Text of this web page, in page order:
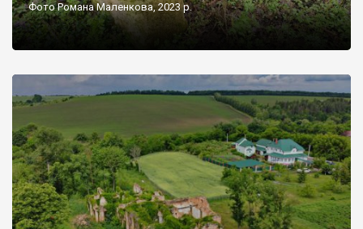
Фото Романа Маленкова, 2023 р.